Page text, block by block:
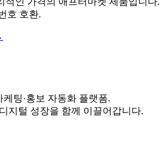
호 호환.
팅·홍보 자동화 플랫폼.
지털 성장을 함께 이끌어갑니다.